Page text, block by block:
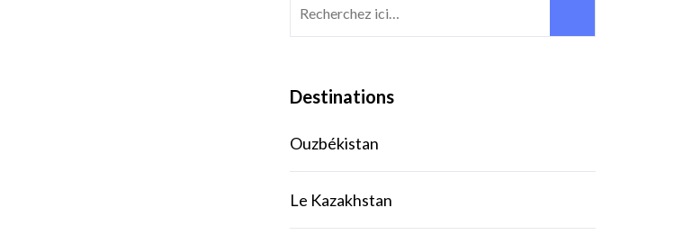
Rechercher:
Destinations
Ouzbékistan
Le Kazakhstan